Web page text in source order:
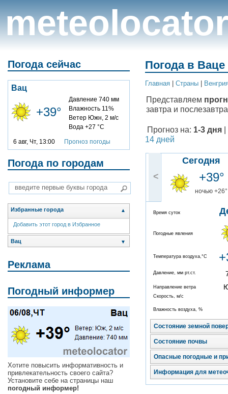
meteolocator
Погода сейчас
Вац
+39°
Давление 740 мм
Влажность 11%
Ветер Южн, 2 м/с
Вода +27 °C
6 авг, Чт, 13:00 Прогноз погоды
Погода по городам
Избранные города ▲
Добавить этот город в Избранное
Вац ▼
Реклама
Погодный информер
Хотите повысить информативность и
привлекательность своего сайта?
Установите себе на страницы наш
погодный информер!
Погода в Ваце
Главная Cтраны
Представляем
завтра и
Прогноз на: 1-3 дня
14 дней
<
Сегодня
+39°
ночью +26°
Время суток
Погодные явления
Температура воздуха,°C
Давление, мм рт.ст.
Направление ветра
Скорость, м/с
Влажность воздуха, %
Состояние земной
Состояние почвы
Опасные погодные и
Информация для